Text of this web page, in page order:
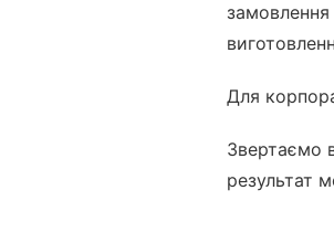
замовлення
Для
Звертаємо
результат